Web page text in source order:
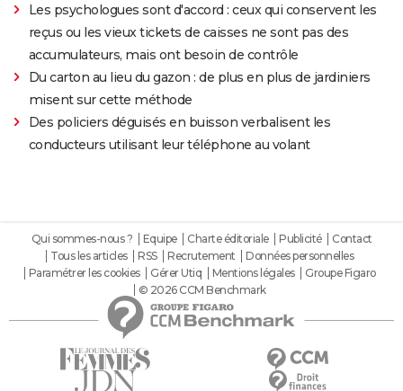
Les psychologues sont d'accord : ceux qui conservent les
reçus ou les vieux tickets de caisses ne sont pas des
accumulateurs, mais ont besoin de contrôle
Du carton au lieu du gazon : de plus en plus de jardiniers
misent sur cette méthode
Des policiers déguisés en buisson verbalisent les
conducteurs utilisant leur téléphone au volant
Qui sommes-nous ? Equipe Charte éditoriale Publicité
Contact
Tous les articles
RSS Recrutement
Données personnelles
Paramétrer les cookies
Gérer Utiq Mentions légales
Groupe Figaro
© 2026 CCM Benchmark